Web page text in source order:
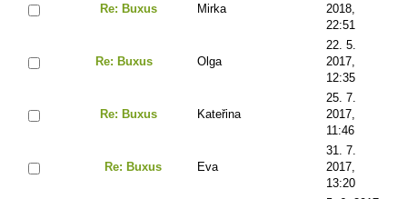
Re: Buxus Mirka
2018,
22:51
Re: Buxus Olga
22. 5.
2017,
12:35
Re: Buxus Kateřina
25. 7.
2017,
11:46
Re: Buxus Eva
31. 7.
2017,
13:20